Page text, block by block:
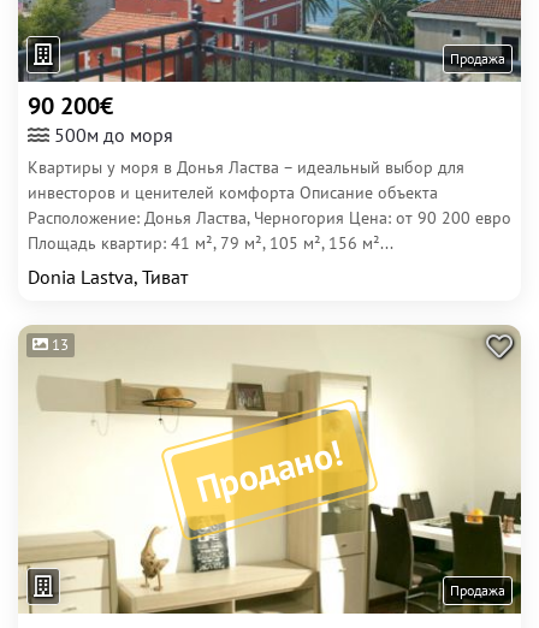
Продажа
90 200€
500м до моря
Квартиры у моря в Донья Ластва – идеальный выбор для
инвесторов и ценителей комфорта Описание объекта
Расположение: Донья Ластва, Черногория Цена: от 90 200 евро
Площадь квартир: 41 м², 79 м², 105 м², 156 м²...
Donia Lastva, Тиват
Продано!
13
Продажа